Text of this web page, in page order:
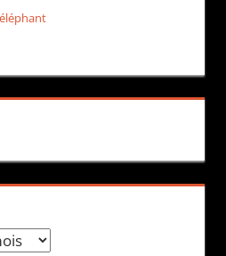
éléphant